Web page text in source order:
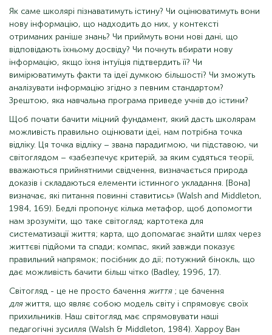
Як саме школярі пізнаватимуть істину? Чи оцінюватимуть вони
нову інформацію, що надходить до них, у контексті
отриманих раніше знань? Чи приймуть вони нові дані, що
відповідають їхньому досвіду? Чи почнуть вбирати нову
інформацію, якщо їхня інтуїція підтвердить її? Чи
вимірюватимуть факти та ідеї думкою більшості? Чи зможуть
аналізувати інформацію згідно з певним стандартом?
Зрештою, яка навчальна програма приведе учнів до істини?
Щоб почати бачити міцний фундамент, який дасть школярам
можливість правильно оцінювати ідеї, нам потрібна точка
відліку. Ця точка відліку – звана парадигмою, чи підставою, чи
світоглядом – «забезпечує критерій, за яким судяться теорії,
вважаються прийнятними свідчення, визначається природа
доказів і складаються елементи істинного укладання. [Вона]
визначає, які питання повинні ставитись» (Walsh and Middleton,
1984, 169). Бедлі пропонує кілька метафор, щоб допомогти
нам зрозуміти, що таке світогляд: картотека для
систематизації життя; карта, що допомагає знайти шлях через
життєві підйоми та спади; компас, який завжди показує
правильний напрямок; посібник до дії; потужний бінокль, що
дає можливість бачити більш чітко (Badley, 1996, 17).
Світогляд - це не просто бачення життя; це бачення
дляжиття, що являє собою модель світу і спрямовує своїх
прихильників. Наш світогляд має спрямовувати наші
педагогічні зусилля (Walsh & Middleton, 1984). Харроу Ван